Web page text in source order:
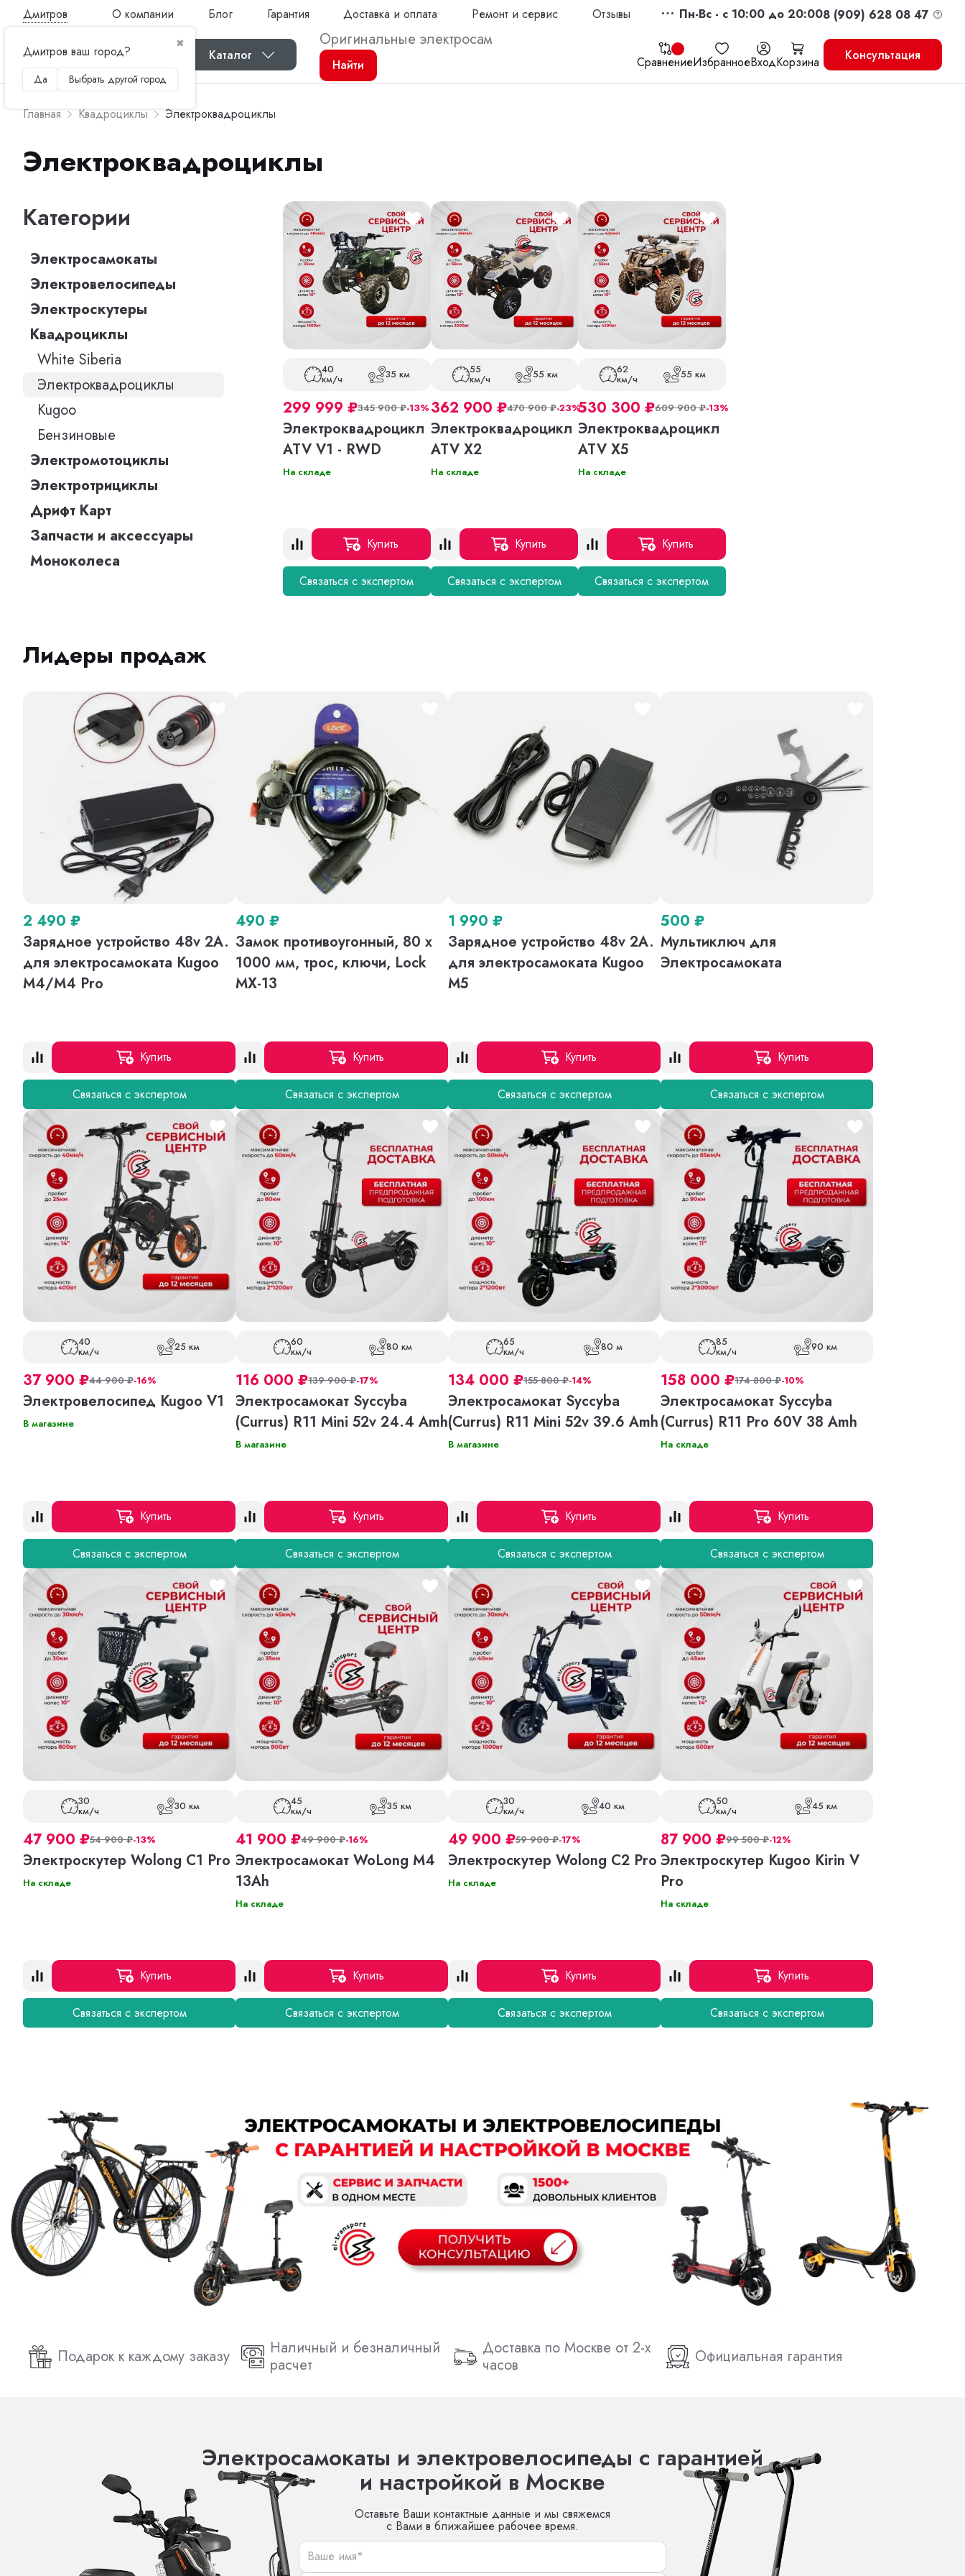
Дмитров
✖
Дмитров ваш город?
Да Выбрать другой город
О компании Блог Гарантия Доставка и оплата Ремонт и сервис Отзывы Пн-Вс - c 10:00 до 20:008 (909) 628 08 47
Каталог СравнениеИзбранноеВходКорзина
Найти
Консультация
Главная Квадроциклы Электроквадроциклы
Электроквадроциклы
Категории
Электросамокаты
Электровелосипеды
Электроскутеры
Квадроциклы
White Siberia
Электроквадроциклы
Kugoo
Бензиновые
Электромотоциклы
Электротрициклы
Дрифт Карт
Запчасти и аксессуары
Моноколеса
40
км/ч 35 км
299 999 ₽345 900₽-13%
Электроквадроцикл
ATV V1 - RWD
На складе
Купить
Связаться с экспертом
55
км/ч 55 км
362 900 ₽470 900₽-23%
Электроквадроцикл
ATV X2
На складе
Купить
Связаться с экспертом
62
км/ч 55 км
530 300 ₽609 900₽-13%
Электроквадроцикл
ATV X5
На складе
Купить
Связаться с экспертом
Лидеры продаж
2 490 ₽
Зарядное устройство 48v 2A.
для электросамоката Kugoo
M4/M4 Pro
Купить
Связаться с экспертом
490 ₽
Замок противоугонный, 80 х
1000 мм, трос, ключи, Lock
MX-13
Купить
Связаться с экспертом
1 990 ₽
Зарядное устройство 48v 2A.
для электросамоката Kugoo
M5
Купить
Связаться с экспертом
500 ₽
Мультиключ для
Электросамоката
Купить
Связаться с экспертом
40
км/ч 25 км
37 900 ₽44 900₽-16%
Электровелосипед Kugoo V1
В магазине
Купить
Связаться с экспертом
60
км/ч 80 км
116 000 ₽139 900₽-17%
Электросамокат Syccyba
(Currus) R11 Mini 52v 24.4 Amh
В магазине
Купить
Связаться с экспертом
65
км/ч 80 м
134 000 ₽155 800₽-14%
Электросамокат Syccyba
(Currus) R11 Mini 52v 39.6 Amh
В магазине
Купить
Связаться с экспертом
85
км/ч 90 км
158 000 ₽174 800₽-10%
Электросамокат Syccyba
(Currus) R11 Pro 60V 38 Amh
На складе
Купить
Связаться с экспертом
30
км/ч 30 км
47 900 ₽54 900₽-13%
Электроскутер Wolong C1 Pro
На складе
Купить
Связаться с экспертом
45
км/ч 35 км
41 900 ₽49 900₽-16%
Электросамокат WoLong M4
13Ah
На складе
Купить
Связаться с экспертом
30
км/ч 40 км
49 900 ₽59 900₽-17%
Электроскутер Wolong C2 Pro
На складе
Купить
Связаться с экспертом
50
км/ч 45 км
87 900 ₽99 500₽-12%
Электроскутер Kugoo Kirin V
Pro
На складе
Купить
Связаться с экспертом
Подарок к каждому заказу
Наличный и безналичный
расчет
Доставка по Москве от 2-х
часов
Официальная гарантия
Электросамокаты и электровелосипеды с гарантией
и настройкой в Москве
Оставьте Ваши контактные данные и мы свяжемся
с Вами в ближайшее рабочее время.